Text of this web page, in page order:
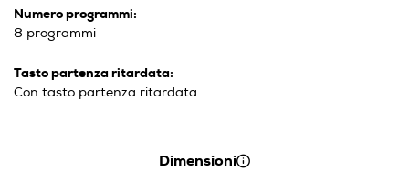
Numero programmi:
8 programmi
Tasto partenza ritardata:
Con tasto partenza ritardata
Dimensioni